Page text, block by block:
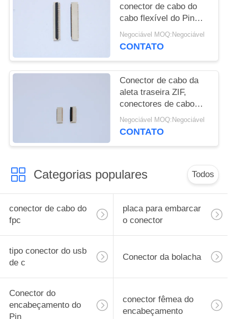
conector de cabo do
cabo flexível do Pin
FPC Fácil-em SMT R/A
para o equipamento
Negociável MOQ:Negociável
CONTATO
Conector de cabo da
aleta traseira ZIF,
conectores de cabo
bonde da altura 1.0mm
9-61 pinos
Negociável MOQ:Negociável
CONTATO
Categorias populares Todos
conector de cabo do
fpc
placa para embarcar
o conector
tipo conector do usb
de c
Conector da bolacha
Conector do
encabeçamento do
Pin
conector fêmea do
encabeçamento